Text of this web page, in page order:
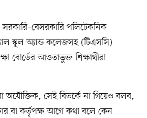
সরকারি–বেসরকারি পলিটেকনিক
স্কুল অ্যান্ড কলেজসহ (টিএসসি)
বোর্ডের আওতাভুক্ত শিক্ষার্থীরা
অযৌক্তিক, সেই বিতর্কে না গিয়েও বলব,
বা কর্তৃপক্ষ আগে কথা বলে কেন